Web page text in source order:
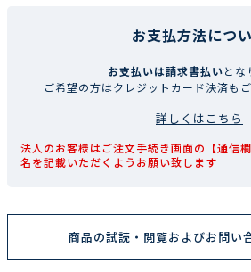
お支払方法につ
お支払いは請求書払いとな
ご希望の方はクレジットカード決済も
詳しくはこちら
法人のお客様はご注文手続き画面の【通信
名を記載いただくようお願い致します
商品の試読・閲覧およびお問い